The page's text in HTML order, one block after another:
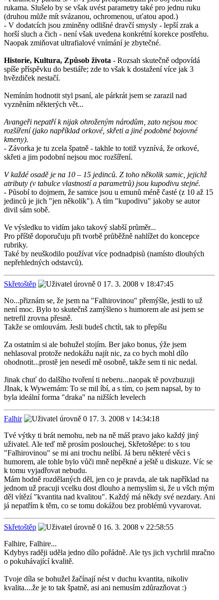
rukama. Slušelo by se však uvést parametry také pro jednu ruku
(druhou může mít svázanou, ochromenou, uťatou apod.)
- V dodatcích jsou zminěny odlišné dravčí smysly - lepší zrak a
horší sluch a čich - není však uvedena konkrétní korekce postřehu.
Naopak zmiňovat ultrafialové vnímání je zbytečné.
Historie, Kultura, Způsob života - Rozsah skutečně odpovídá
spíše příspěvku do bestiáře; zde to však k dostažení více jak 3
hvězdiček nestačí.
Nemíním hodnotit styl psaní, ale párkrát jsem se zarazil nad
vyzněním některých vět...
Avangeři nepatří k nijak ohroženým národům, zato nejsou moc
rozšíření (jako například orkové, skřeti a jiné podobné bojovné
kmeny).
- Závorka je tu zcela špatně - takhle to totiž vyznívá, že orkové,
skřeti a jim podobní nejsou moc rozšíření.
V každé osadě je na 10 – 15 jedinců. Z toho několik samic, jejichž
atributy (v tabulce vlastností a parametrů) jsou kupodivu stejné.
- Působí to dojmem, že samice jsou u emunů méně časté (z 10 až 15
jedinců je jich "jen několik"). A tím "kupodivu" jakoby se autor
divil sám sobě.
Ve výsledku to vidím jako takový slabší průměr...
Pro příště doporučuju při tvorbě průběžně nahlížet do koncepce
rubriky.
Také by neuškodilo používat více podnadpisů (namísto dlouhých
nepřehledných odstavců).
Skřetoštěp
17. 3. 2008 v 18:47:45
No...přiznám se, že jsem na "Falhirovinou" přemýšle, jestli to už
není moc. Bylo to skutečnš zamýšleno s humorem ale asi jsem se
netrefil zrovna přesně.
Takže se omlouvám. Jesli budeš chctít, tak to přepíšu
Za ostatním si ale bohužel stojím. Ber jako bonus, ýže jsem
nehlasoval protože nedokážu najít nic, za co bych mohl dílo
ohodnotit...prostě jen nesedí mě osobně, takže sem ti nic nedal.
Jinak chuť do dalšího tvoření ti neberu...naopak tě povzbuzuji
JInak, k Wywernám: To se mil íbí, a s tím, co jsem napsal, by to
byla ideální forma "draka" na nižších levelech
Falhir
17. 3. 2008 v 14:34:18
Tvé výtky ti brát nemohu, neb na ně máš pravo jako každý jiný
uživatel. Ale teď mě prosím poslouchej, Skřetoštěpe: to s tou
"Falhirovinou" se mi ani trochu nelíbí. Já beru některé věci s
humorem, ale tohle bylo vůči mně nepěkné a ještě u diskuze. Víc se
k tomu vyjadřovat nebudu.
Mám hodně rozdělaných děl, jen co je pravda, ale tak například na
jednom už pracuji vcelku dost dlouho a nemyslím si, že u všch mým
děl vítězí "kvantita nad kvalitou". Každý má někdy své nezdary. Ani
já nepatřím k těm, co se tomu dokážou bez problémů vyvarovat.
Skřetoštěp
16. 3. 2008 v 22:58:55
Falhire, Falhire...
Kdybys raději uděla jedno dílo pořádně. Ale tys jich vychrlil mračno
o pokuhávající kvalitě.
Tvoje díla se bohužel žačínají nést v duchu kvantita, nikoliv
kvalita....že je to tak špatně, asi ani nemusím zdůrazňovat :)